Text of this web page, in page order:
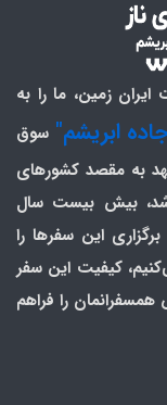
زمین، ما را به
ابریشم" سوق
به مقصد کشورهای
شد، بیش بیست سال
سالگرد برگزاری این سفرها را
کیفیت این سفر
را فراهم